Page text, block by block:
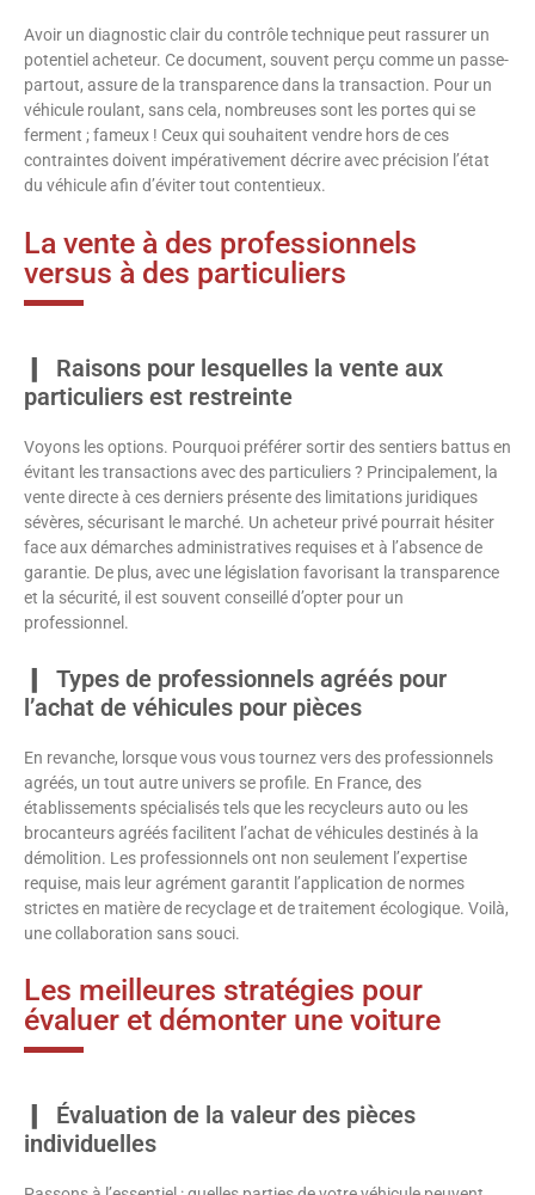
Avoir un diagnostic clair du contrôle technique peut rassurer un
potentiel acheteur. Ce document, souvent perçu comme un passe-
partout, assure de la transparence dans la transaction. Pour un
véhicule roulant, sans cela, nombreuses sont les portes qui se
ferment ; fameux ! Ceux qui souhaitent vendre hors de ces
contraintes doivent impérativement décrire avec précision l’état
du véhicule afin d’éviter tout contentieux.
La vente à des professionnels
versus à des particuliers
Raisons pour lesquelles la vente aux
particuliers est restreinte
Voyons les options. Pourquoi préférer sortir des sentiers battus en
évitant les transactions avec des particuliers ? Principalement, la
vente directe à ces derniers présente des limitations juridiques
sévères, sécurisant le marché. Un acheteur privé pourrait hésiter
face aux démarches administratives requises et à l’absence de
garantie. De plus, avec une législation favorisant la transparence
et la sécurité, il est souvent conseillé d’opter pour un
professionnel.
Types de professionnels agréés pour
l’achat de véhicules pour pièces
En revanche, lorsque vous vous tournez vers des professionnels
agréés, un tout autre univers se profile. En France, des
établissements spécialisés tels que les recycleurs auto ou les
brocanteurs agréés facilitent l’achat de véhicules destinés à la
démolition. Les professionnels ont non seulement l’expertise
requise, mais leur agrément garantit l’application de normes
strictes en matière de recyclage et de traitement écologique. Voilà,
une collaboration sans souci.
Les meilleures stratégies pour
évaluer et démonter une voiture
Évaluation de la valeur des pièces
individuelles